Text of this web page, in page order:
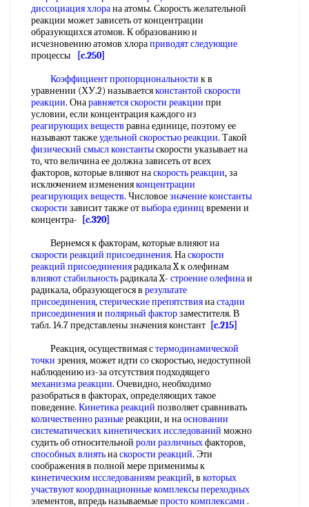
диссоциация хлорана атомы. Скорость желательной
реакции может зависеть от концентрации
образующихся атомов. К образованию и
исчезновению атомов хлораприводят следующие
процессы
[c.250]
Коэффициент пропорциональности к в
уравнении (ХУ.2) называетсяконстантой скорости
реакции. Онаравняется скорости реакции при
условии, если концентрация каждого из
реагирующих веществ равна единице, поэтому ее
называют такжеудельной скоростью реакции. Такой
физический смысл константыскорости указывает на
то, что величина ее должна зависеть от всех
факторов, которые влияют наскорость реакции, за
исключением измененияконцентрации
реагирующих веществ. Числовоезначение константы
скорости зависит также отвыбора единиц времени и
концентра-
[c.320]
Вернемся к факторам, которые влияют иа
скорости реакций присоединения. Наскорости
реакций присоединениярадикала X к олефинам
влияют стабильностьрадикала X- строение олефинаи
радикала, образующегося в результате
присоединения,стерические препятствияиастадии
присоединенияи полярный факторзаместителя. В
табл. 14.7 представлены значения констант [c.215]
Реакция, осуществимая стермодинамической
точки зрения, может идти со скоростью, недоступной
наблюдению из-за отсутствия подходящего
механизма реакции. Очевидно, необходимо
разобраться в факторах, определяющих такое
поведение. Кинетика реакций позволяет сравнивать
количественно разныереакции, и наосновании
систематическихкинетических исследований можно
судить об относительной роли различныхфакторов,
способных влиятьнаскорости реакций. Эти
соображения в полной мере применимы к
кинетическим исследованиям реакций, в которых
участвуюткоординационные комплексы переходных
элементов, впредь называемыепросто комплексами .